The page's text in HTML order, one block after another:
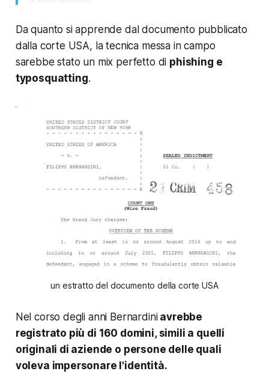
Da quanto si apprende dal documento pubblicato
dalla corte USA, la tecnica messa in campo
sarebbe stato un mix perfetto di phishing e
typosquatting.
un estratto del documento della corte USA
Nel corso degli anni Bernardiniavrebbe
registrato più di 160 domini, simili a quelli
originali di aziende o persone delle quali
voleva impersonare l'identità.